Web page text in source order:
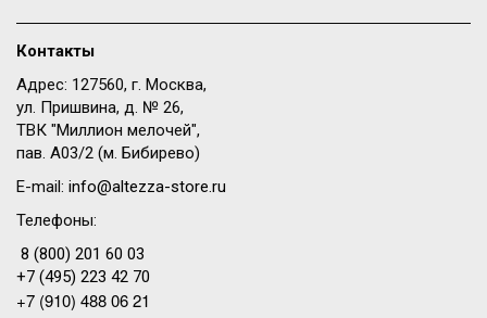
Контакты
Адрес: 127560, г. Москва,
ул. Пришвина, д. № 26,
ТВК "Миллион мелочей",
пав. A03/2 (м. Бибирево)
E-mail: info@altezza-store.ru
Телефоны:
8 (800) 201 60 03
+7 (495) 223 42 70
+7 (910) 488 06 21